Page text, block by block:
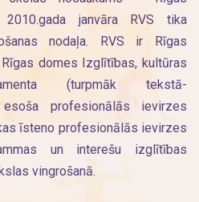
janvāra RVS tika
nodaļa. RVS ir Rīgas
domes Izglītības, kultūras
(turpmāk tekstā-
esoša profesionālās ievirzes
īsteno profesionālās ievirzes
un interešu izglītības
vingrošanā.